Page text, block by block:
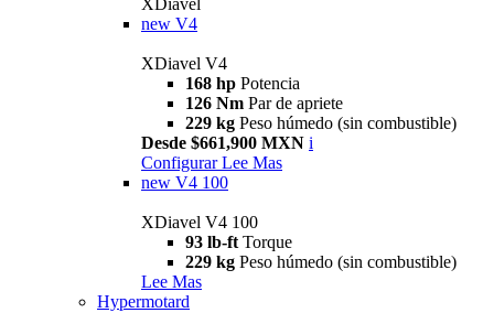
XDiavel
new V4
XDiavel V4
168 hp Potencia
126 Nm Par de apriete
229 kg Peso húmedo (sin combustible)
Desde $661,900 MXN i
Configurar Lee Mas
new V4 100
XDiavel V4 100
93 lb-ft Torque
229 kg Peso húmedo (sin combustible)
Lee Mas
Hypermotard